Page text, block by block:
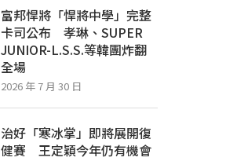
富邦悍將「悍將中學」完整
卡司公布 孝琳、SUPER
JUNIOR-L.S.S.等韓團炸翻
全場
2026 年 7 月 30 日
治好「寒冰掌」即將展開復
健賽 王定穎今年仍有機會